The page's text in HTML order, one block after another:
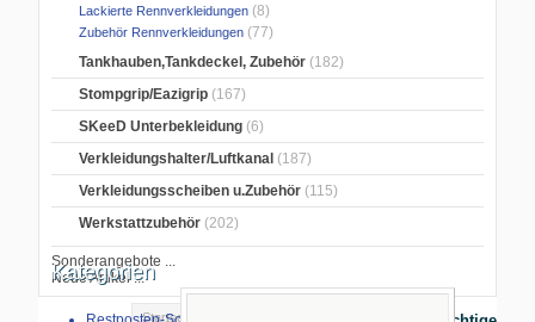
Lackierte Rennverkleidungen (8)
Zubehör Rennverkleidungen (77)
Tankhauben,Tankdeckel, Zubehör (182)
Stompgrip/Eazigrip (167)
SKeeD Unterbekleidung (6)
Verkleidungshalter/Luftkanal (187)
Verkleidungsscheiben u.Zubehör (115)
Werkstattzubehör (202)
Sonderangebote ...
Neue Artikel ...
Kategorien
Startseite